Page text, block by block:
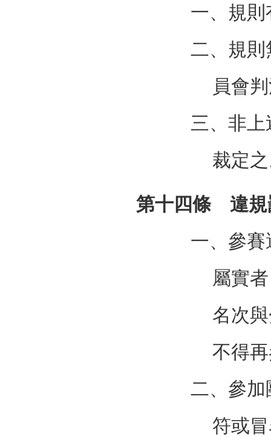
一、規
二、規
員會
三、非
裁定
第十四條 違規
一、參
屬實
名次
不得
二、參
符或